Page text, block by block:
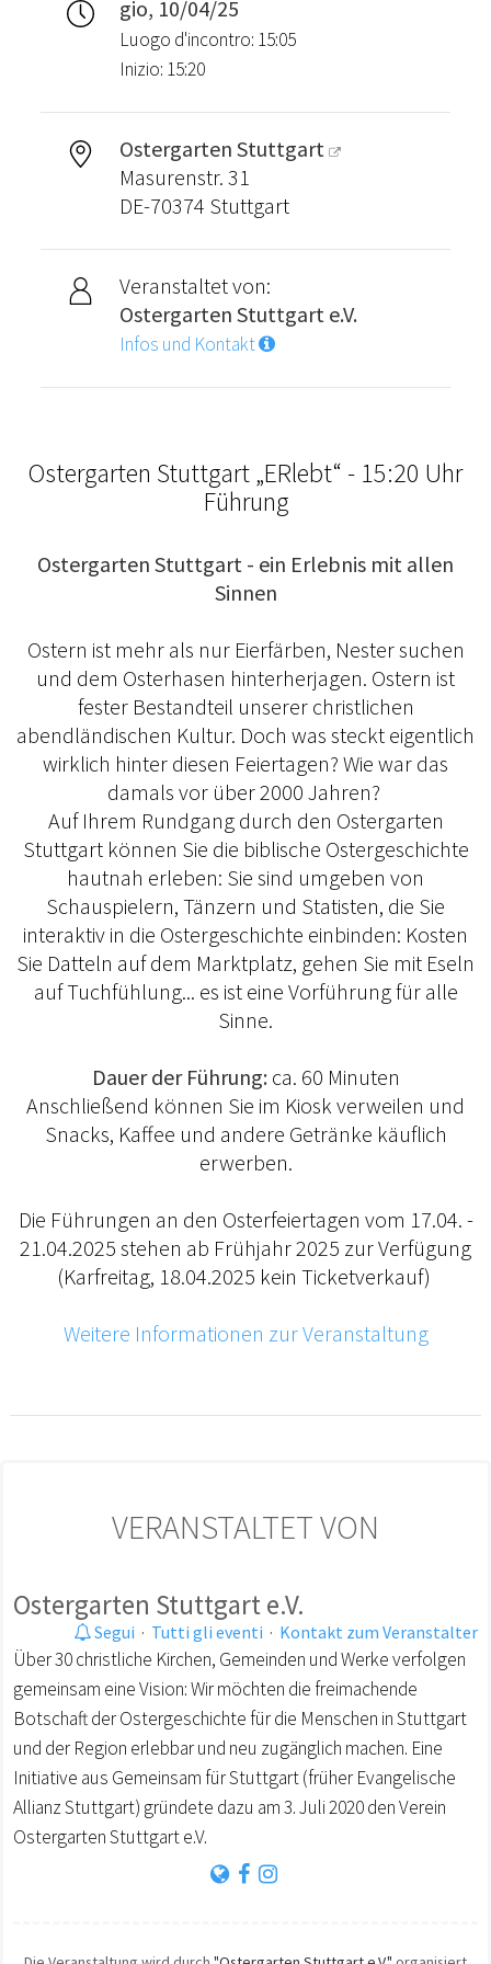
gio, 10/04/25
Luogo d'incontro: 15:05
Inizio: 15:20
Ostergarten Stuttgart
Masurenstr. 31
DE-70374 Stuttgart
Veranstaltet von:
Ostergarten Stuttgart e.V.
Infos und Kontakt
Ostergarten Stuttgart „ERlebt“ - 15:20 Uhr
Führung
Ostergarten Stuttgart - ein Erlebnis mit allen
Sinnen
Ostern ist mehr als nur Eierfärben, Nester suchen
und dem Osterhasen hinterherjagen. Ostern ist
fester Bestandteil unserer christlichen
abendländischen Kultur. Doch was steckt eigentlich
wirklich hinter diesen Feiertagen? Wie war das
damals vor über 2000 Jahren?
Auf Ihrem Rundgang durch den Ostergarten
Stuttgart können Sie die biblische Ostergeschichte
hautnah erleben: Sie sind umgeben von
Schauspielern, Tänzern und Statisten, die Sie
interaktiv in die Ostergeschichte einbinden: Kosten
Sie Datteln auf dem Marktplatz, gehen Sie mit Eseln
auf Tuchfühlung... es ist eine Vorführung für alle
Sinne.
Dauer der Führung:ca. 60 Minuten
Anschließend können Sie im Kiosk verweilen und
Snacks, Kaffee und andere Getränke käuflich
erwerben.
Die Führungen an den Osterfeiertagen vom 17.04. -
21.04.2025 stehen ab Frühjahr 2025 zur Verfügung
(Karfreitag, 18.04.2025 kein Ticketverkauf)
Weitere Informationen zur Veranstaltung
VERANSTALTET VON
Ostergarten Stuttgart e.V.
Segui · Tutti gli eventi · Kontakt zum Veranstalter
Über 30 christliche Kirchen, Gemeinden und Werke verfolgen
gemeinsam eine Vision: Wir möchten die freimachende
Botschaft der Ostergeschichte für die Menschen in Stuttgart
und der Region erlebbar und neu zugänglich machen. Eine
Initiative aus Gemeinsam für Stuttgart (früher Evangelische
Allianz Stuttgart) gründete dazu am 3. Juli 2020 den Verein
Ostergarten Stuttgart e.V.